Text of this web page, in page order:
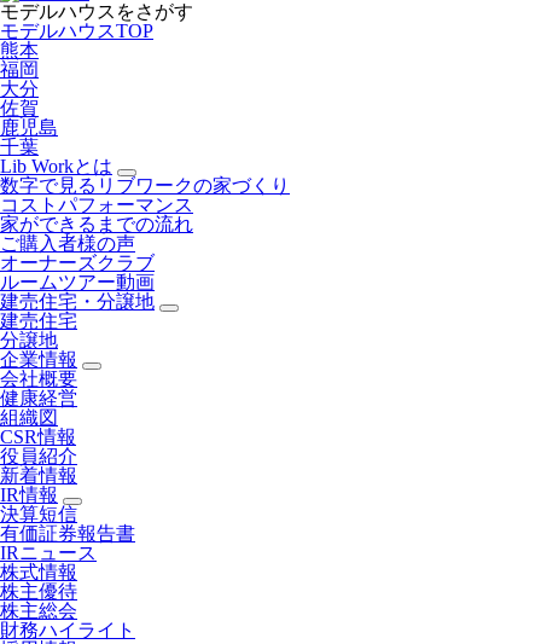
モデルハウスをさがす
モデルハウスTOP
熊本
福岡
大分
佐賀
鹿児島
千葉
Lib Workとは
数字で見るリブワークの家づくり
コストパフォーマンス
家ができるまでの流れ
ご購入者様の声
オーナーズクラブ
ルームツアー動画
建売住宅・分譲地
建売住宅
分譲地
企業情報
会社概要
健康経営
組織図
CSR情報
役員紹介
新着情報
IR情報
決算短信
有価証券報告書
IRニュース
株式情報
株主優待
株主総会
財務ハイライト